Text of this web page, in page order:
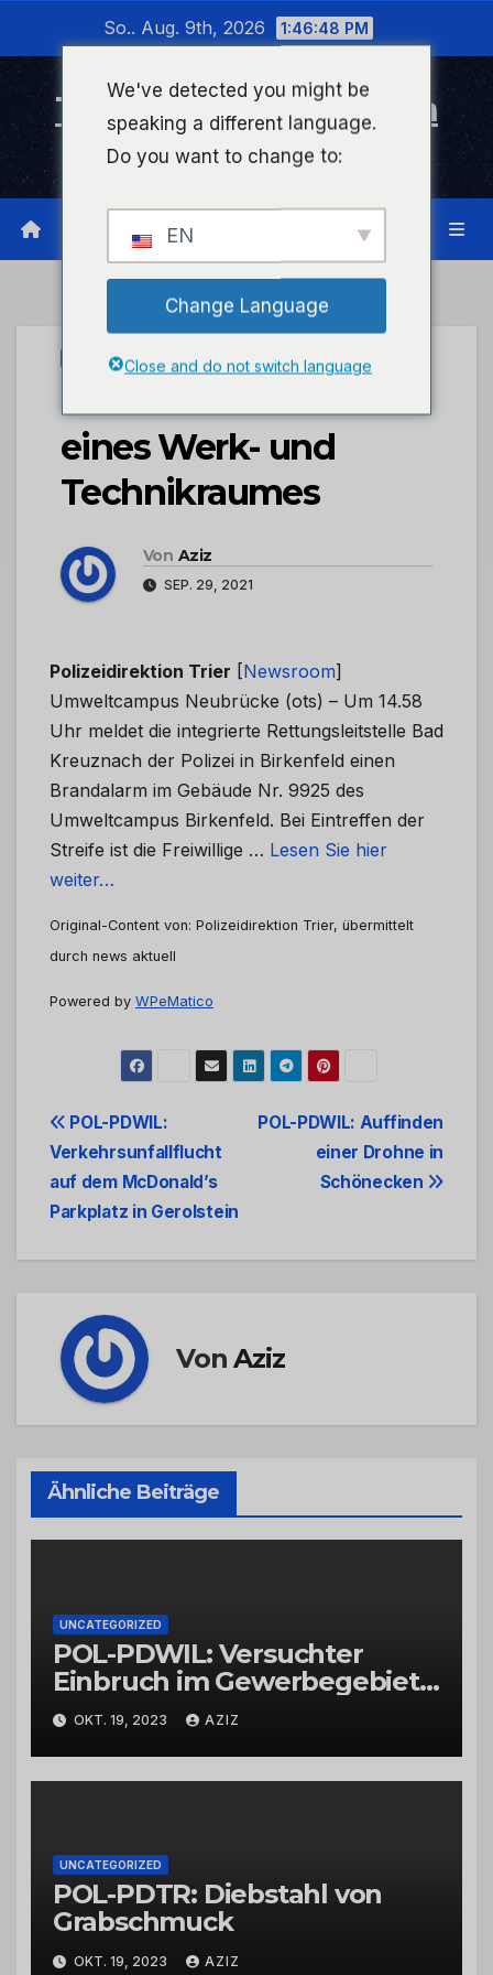
wechseln
So.. Aug. 9th, 2026 1:46:48 PM
Timeline Bad Kreuznach
Infonetzwerk für Bad Kreuznach
UNCATEGORIZED
POL-PDTR: Brand
eines Werk- und
Technikraumes
Von Aziz
SEP. 29, 2021
Polizeidirektion Trier [Newsroom]
Umweltcampus Neubrücke (ots) – Um 14.58
Uhr meldet die integrierte Rettungsleitstelle Bad
Kreuznach der Polizei in Birkenfeld einen
Brandalarm im Gebäude Nr. 9925 des
Umweltcampus Birkenfeld. Bei Eintreffen der
Streife ist die Freiwillige … Lesen Sie hier
weiter…
Original-Content von: Polizeidirektion Trier, übermittelt
durch news aktuell
Powered by WPeMatico
Beitrags-
Navigation
POL-PDWIL: Auffinden
einer Drohne in
Schönecken
POL-PDWIL:
Verkehrsunfallflucht
auf dem McDonald’s
Parkplatz in Gerolstein
VonAziz
Ähnliche Beiträge
UNCATEGORIZED
POL-PDWIL: Versuchter
Einbruch im Gewerbegebiet
Wittlich
OKT. 19, 2023 AZIZ
UNCATEGORIZED
POL-PDTR: Diebstahl von
Grabschmuck
OKT. 19, 2023 AZIZ
We've detected you might be
speaking a different language.
Do you want to change to:
EN
Change Language
Close and do not switch language